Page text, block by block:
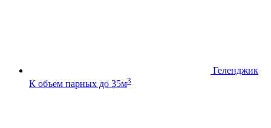
Геленджик
К объем парных до 35м3